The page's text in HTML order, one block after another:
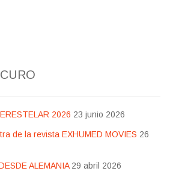
2026 23 junio 2026
de la revista EXHUMED MOVIES 26
ALEMANIA 29 abril 2026